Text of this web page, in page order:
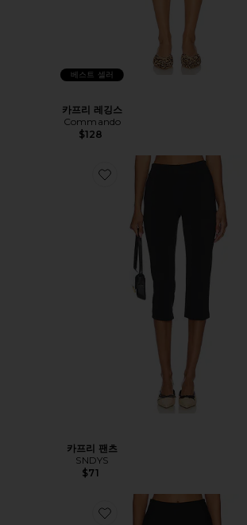
베스트 셀러
카프리 레깅스
Commando
$128
카프리 팬츠
SNDYS
$71